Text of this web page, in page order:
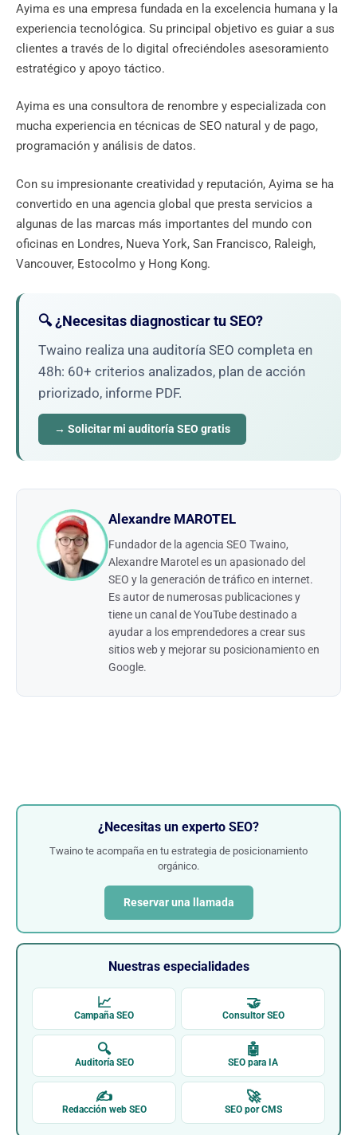
Ayima es una empresa fundada en la excelencia humana y la
experiencia tecnológica. Su principal objetivo es guiar a sus
clientes a través de lo digital ofreciéndoles asesoramiento
estratégico y apoyo táctico.
Ayima es una consultora de renombre y especializada con
mucha experiencia en técnicas de SEO natural y de pago,
programación y análisis de datos.
Con su impresionante creatividad y reputación, Ayima se ha
convertido en una agencia global que presta servicios a
algunas de las marcas más importantes del mundo con
oficinas en Londres, Nueva York, San Francisco, Raleigh,
Vancouver, Estocolmo y Hong Kong.
🔍 ¿Necesitas diagnosticar tu SEO?
Twaino realiza una auditoría SEO completa en
48h: 60+ criterios analizados, plan de acción
priorizado, informe PDF.
→ Solicitar mi auditoría SEO gratis
Alexandre MAROTEL
Fundador de la agencia SEO Twaino,
Alexandre Marotel es un apasionado del
SEO y la generación de tráfico en internet.
Es autor de numerosas publicaciones y
tiene un canal de YouTube destinado a
ayudar a los emprendedores a crear sus
sitios web y mejorar su posicionamiento en
Google.
¿Necesitas un experto SEO?
Twaino te acompaña en tu estrategia de posicionamiento
orgánico.
Reservar una llamada
Nuestras especialidades
📈
Campaña SEO
🤝
Consultor SEO
🔍
Auditoría SEO
🤖
SEO para IA
✍
Redacción web SEO
🚀
SEO por CMS